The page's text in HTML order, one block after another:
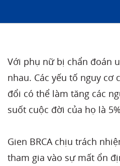
Với phụ nữ bị chẩn đoán
nhau. Các yếu tố nguy
đổi có thể làm tăng các
suốt cuộc đời của họ là
Gien BRCA chịu trách
tham gia vào sự mất ổn